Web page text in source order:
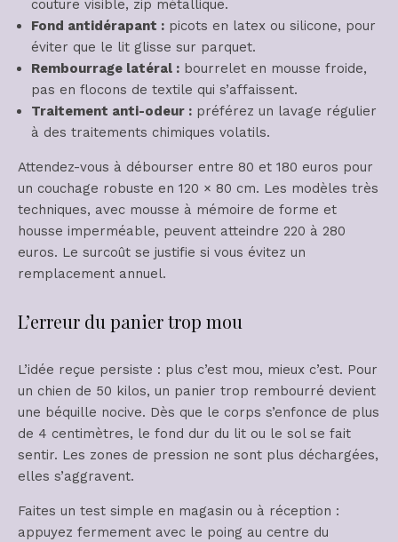
couture visible, zip métallique.
Fond antidérapant : picots en latex ou silicone, pour
éviter que le lit glisse sur parquet.
Rembourrage latéral : bourrelet en mousse froide,
pas en flocons de textile qui s’affaissent.
Traitement anti-odeur : préférez un lavage régulier
à des traitements chimiques volatils.
Attendez-vous à débourser entre 80 et 180 euros pour
un couchage robuste en 120 × 80 cm. Les modèles très
techniques, avec mousse à mémoire de forme et
housse imperméable, peuvent atteindre 220 à 280
euros. Le surcoût se justifie si vous évitez un
remplacement annuel.
L’erreur du panier trop mou
L’idée reçue persiste : plus c’est mou, mieux c’est. Pour
un chien de 50 kilos, un panier trop rembourré devient
une béquille nocive. Dès que le corps s’enfonce de plus
de 4 centimètres, le fond dur du lit ou le sol se fait
sentir. Les zones de pression ne sont plus déchargées,
elles s’aggravent.
Faites un test simple en magasin ou à réception :
appuyez fermement avec le poing au centre du